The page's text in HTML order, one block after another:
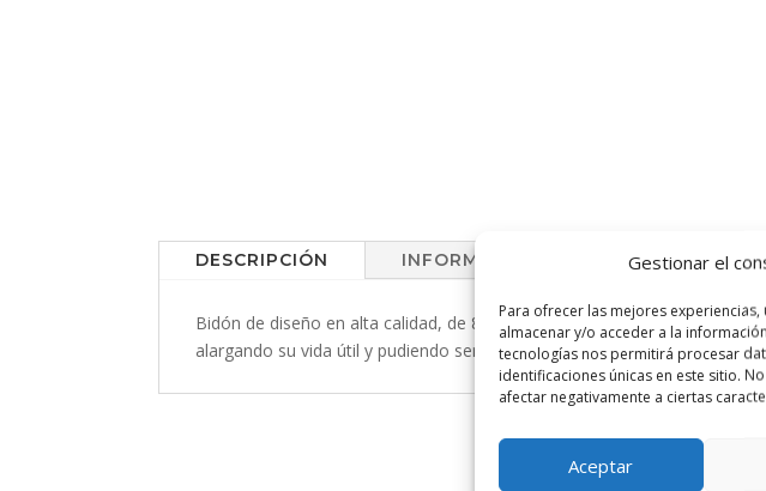
Gestionar el
Para ofrecer las mejores
almacenar y/o acceder a la
tecnologías nos permitirá procesar
identificaciones únicas en este sitio.
afectar negativamente a ciertas
Aceptar
DESCRIPCIÓN INFORMACIÓN ADICIONAL
Bidón de diseño en alta calidad, de 850 ml de capacidad. Fabricado en
alargando su vida útil y pudiendo ser reutilizado infinidad de veces.